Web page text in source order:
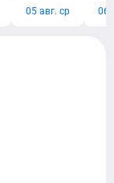
05 авг. ср 06